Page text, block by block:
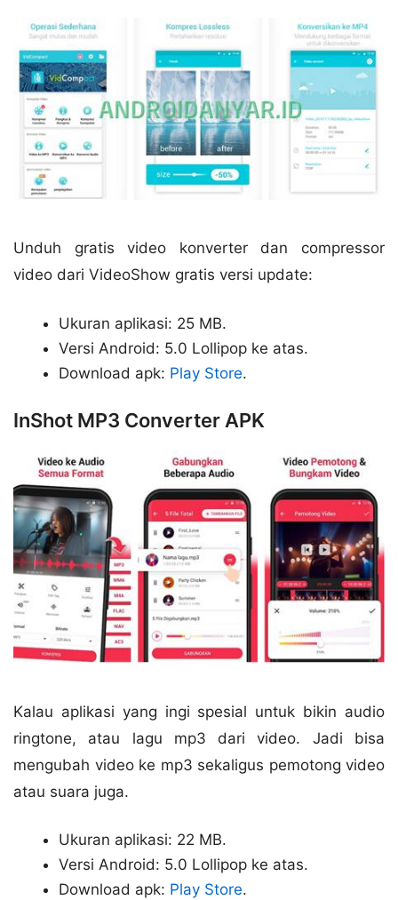
Unduh gratis video konverter dan compressor
video dari VideoShow gratis versi update:
Ukuran aplikasi: 25 MB.
Versi Android: 5.0 Lollipop ke atas.
Download apk: Play Store.
InShot MP3 Converter APK
Kalau aplikasi yang ingi spesial untuk bikin audio
ringtone, atau lagu mp3 dari video. Jadi bisa
mengubah video ke mp3 sekaligus pemotong video
atau suara juga.
Ukuran aplikasi: 22 MB.
Versi Android: 5.0 Lollipop ke atas.
Download apk: Play Store.